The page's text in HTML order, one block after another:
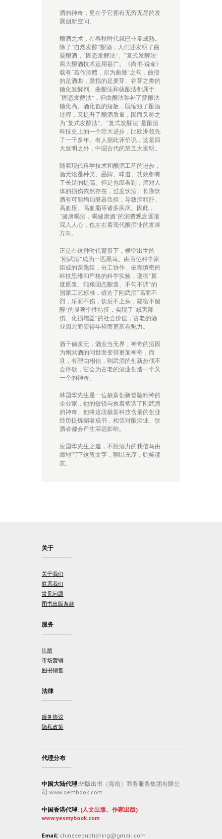
酒的神奇，更在于它拥有无穷无尽的发
展创新空间。
酿酒之术，在春秋时代就已非常成熟。
除了“自然发酵”酿酒，人们还发明了曲
粟酿酒，“固态发酵法”、“复式发酵法”
两大酿酒技术运用甚广。《尚书·说命》
载有“若作酒醴，尔为曲蘖”之句，曲指
的是酒曲 ，蘖指的是麦芽、 谷芽之类的
糖化发酵剂。曲酿法和蘖酿法都属于
“固态发酵法”，但曲酿法弥补了蘖酿法
糖化高、酒化低的短板，既缩短了酿酒
过程，又提升了酿酒质量，因而又称之
为“复式发酵法”。“复式发酵法”是酿酒
科技史上的一个巨大进步，比欧洲领先
了一千多年。有人据此评价说，这是四
大发明之外，中国古代的第五大发明。
随着现代科学技术和酿酒工艺的进步，
酒无论是种类、品牌、味道、功效都有
了长足的提高。但是也应看到，酒对人
体的损伤依然存在，过度饮酒、长期饮
酒有可能增加脏器负担，导致酒精肝、
高血压、高血脂等诸多疾病。因此，
“健康喝酒，喝健康酒”的消费观念逐渐
深入人心，也左右着现代酿酒业的发展
方向。
正是在这种时代背景下，横空出世的
“刚武酒”成为一匹黑马。由百位科学家
组成的课题组，分工协作、依靠缜密的
科技思维和严格的科学实验，遵循“原
度原浆、纯粮固态酿造、不勾不调”的
国家工艺标准，锻造了刚武酒“高而不
烈，乐而不伤，饮后不上头，隔宿不留
醉”的显著个性特征，实现了“减害降
伤、化损增益”的社会价值，古老的酒
业因此而变得年轻而更富有魅力。
酒干倘卖无，酒业当无界，神奇的酒因
为刚武酒的问世而变得更加神奇，而
且，有理由相信，刚武酒的创新步伐不
会停歇，它会为古老的酒业创造一个又
一个的神奇。
林国华先生是一位极富创新冒险精神的
企业家，他的敏锐与执着塑造了刚武酒
的神奇。他将这段极富科技含量的创业
经历提炼编著成书，相信对酿酒业、饮
酒者都会产生深远影响。
应国华先生之邀，不胜酒力的我信马由
缰地写下这段文字，聊以充序，贻笑读
友。
关于
关于我们
联系我们
常见问题
图书出版条款
服务
出版
市场营销
图书销售
法律
服务协议
隐私政策
代理分布
中国大陆代理:华版出书（海南）商务服务集团有限公
司 www.oembook.com
中国香港代理: (人文出版、作家出版)
www.yesmybook.com
Email: chinesepublishing@gmail.com